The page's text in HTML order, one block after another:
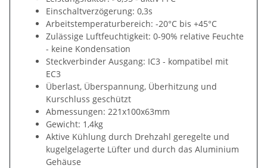
Einschaltverzögerung: 0,3s
Arbeitstemperaturbereich: -20°C bis +45°C
Zulässige Luftfeuchtigkeit: 0-90% relative Feuchte
- keine Kondensation
Steckverbinder Ausgang: IC3 - kompatibel mit
EC3
Überlast, Überspannung, Überhitzung und
Kurschluss geschützt
Abmessungen: 221x100x63mm
Gewicht: 1,4kg
Aktive Kühlung durch Drehzahl geregelte und
kugelgelagerte Lüfter und durch das Aluminium
Gehäuse